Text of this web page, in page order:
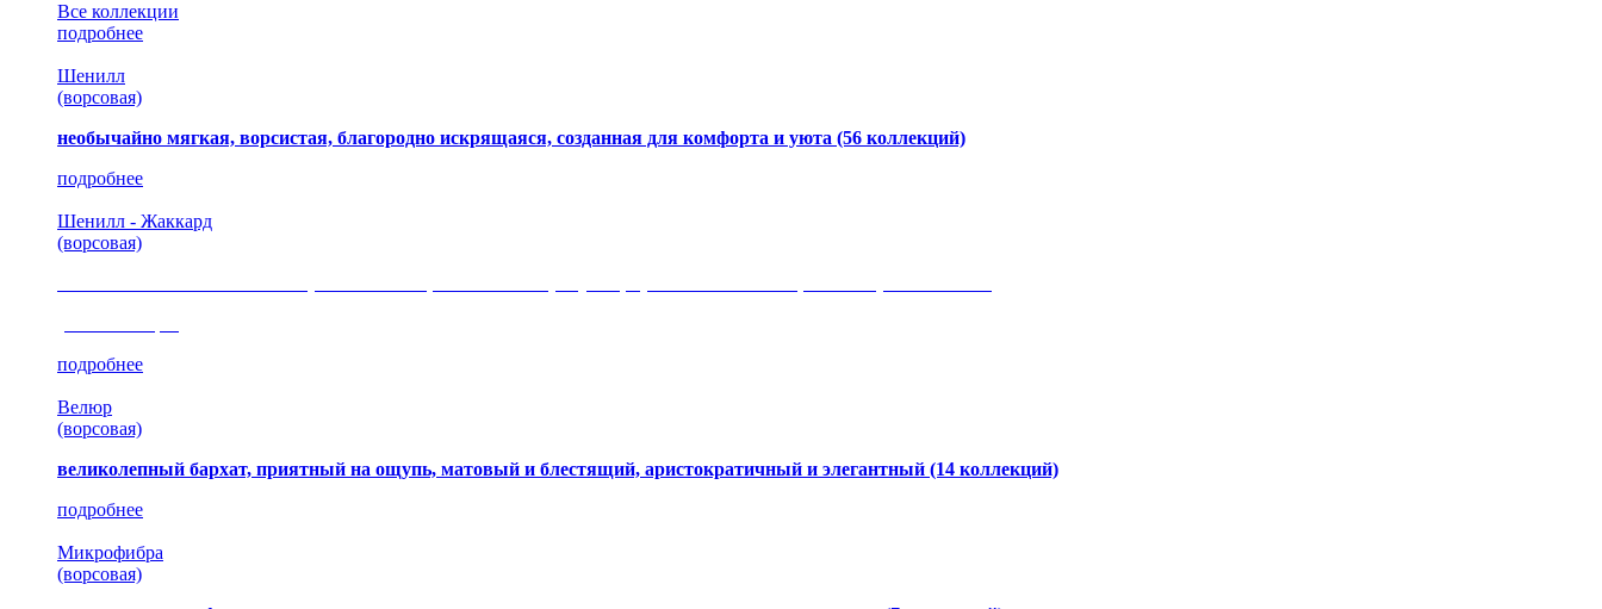
Все коллекции
подробнее
Шенилл
(ворсовая)
необычайно мягкая, ворсистая, благородно искрящаяся, созданная для комфорта и уюта (56 коллекций)
подробнее
Шенилл - Жаккард
(ворсовая)
подробнее
Велюр
(ворсовая)
великолепный бархат, приятный на ощупь, матовый и блестящий, аристократичный и элегантный (14 коллекций)
подробнее
Микрофибра
(ворсовая)